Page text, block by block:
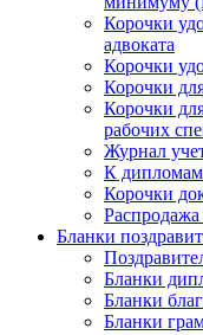
Корочки
адвоката
Корочки
Корочки
Корочки
рабочих
Журнал
К
Корочки
Распродажа
Бланки
Бланки
Бланки
Бланки